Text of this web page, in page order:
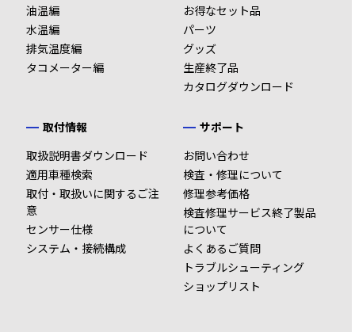
油温編
水温編
排気温度編
タコメーター編
お得なセット品
パーツ
グッズ
生産終了品
カタログダウンロード
取付情報
取扱説明書ダウンロード
適用車種検索
取付・取扱いに関するご注
意
センサー仕様
システム・接続構成
サポート
お問い合わせ
検査・修理について
修理参考価格
検査修理サービス終了製品
について
よくあるご質問
トラブルシューティング
ショップリスト